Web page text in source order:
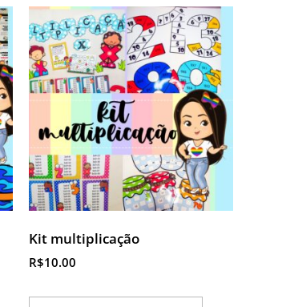
Kit multiplicação
R$10.00